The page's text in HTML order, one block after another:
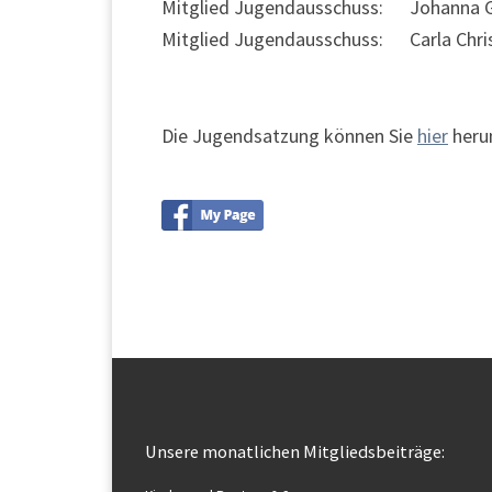
Mitglied Jugendausschuss: Johanna
Mitglied Jugendausschuss: Carla
Die Jugendsatzung können Sie hier
Unsere monatlichen Mitgliedsbeiträge: